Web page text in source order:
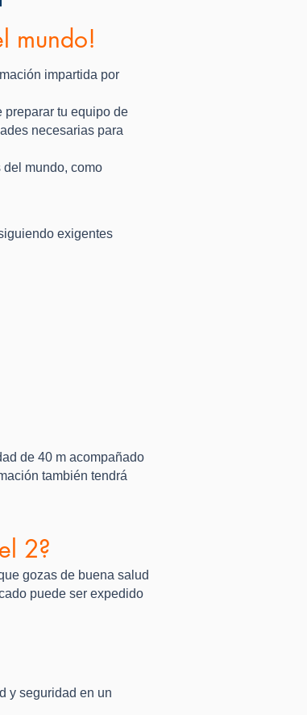
mundo!
impartida por
preparar tu equipo de
necesarias para
mundo, como
exigentes
de 40 m acompañado
también tendrá
2?
gozas de buena salud
puede ser expedido
y seguridad en un